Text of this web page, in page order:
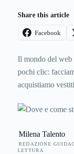
Share this article
Facebook
Il mondo del web
pochi clic:
acquistiamo
non potendo
nostri spazi
solo acquistare
Milena Talento
REDAZIONE
LETTURA